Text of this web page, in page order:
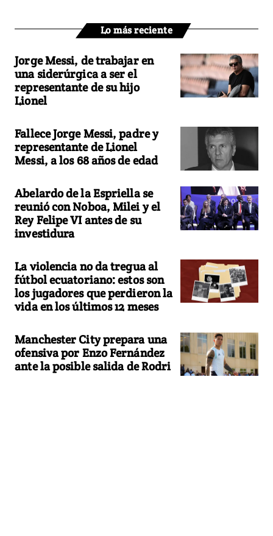
Lo más reciente
Jorge Messi, de trabajar en
una siderúrgica a ser el
representante de su hijo
Lionel
Fallece Jorge Messi, padre y
representante de Lionel
Messi, a los 68 años de edad
Abelardo de la Espriella se
reunió con Noboa, Milei y el
Rey Felipe VI antes de su
investidura
La violencia no da tregua al
fútbol ecuatoriano: estos son
los jugadores que perdieron la
vida en los últimos 12 meses
Manchester City prepara una
ofensiva por Enzo Fernández
ante la posible salida de Rodri